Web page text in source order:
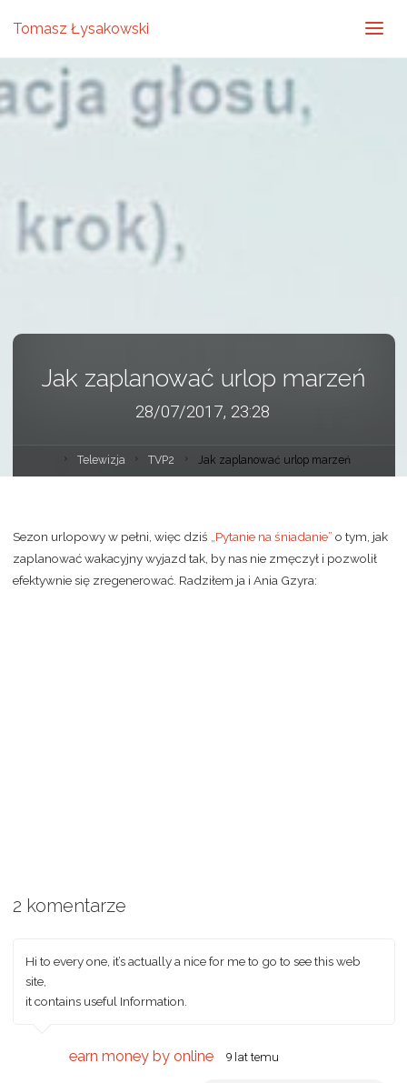
Tomasz Łysakowski
Jak zaplanować urlop marzeń
28/07/2017, 23:28
Telewizja TVP2 Jak zaplanować urlop marzeń
Sezon urlopowy w pełni, więc dziś „Pytanie na śniadanie” o tym, jak
zaplanować wakacyjny wyjazd tak, by nas nie zmęczył i pozwolił
efektywnie się zregenerować. Radziłem ja i Ania Gzyra:
2 komentarze
Hi to every one, it’s actually a nice for me to go to see this web
site,
it contains useful Information.
earn money by online 9 lat temu